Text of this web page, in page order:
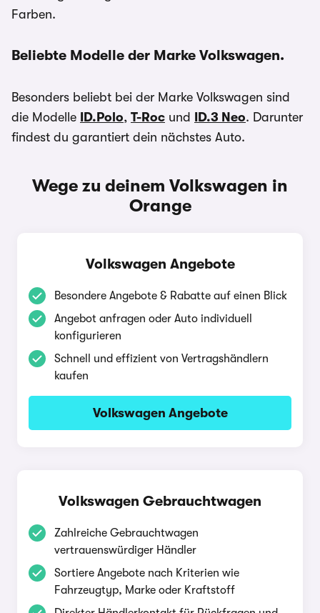
Farben.
Beliebte Modelle der Marke Volkswagen.
Besonders beliebt bei der Marke Volkswagen sind
die Modelle
ID.Polo, T-Roc und ID.3 Neo. Darunter
findest du garantiert dein nächstes Auto.
Wege zu deinem Volkswagen in
Orange
Volkswagen Angebote
Besondere Angebote & Rabatte auf einen Blick
Angebot anfragen oder Auto individuell
konfigurieren
Schnell und effizient von Vertragshändlern
kaufen
Volkswagen Angebote
Volkswagen Gebrauchtwagen
Zahlreiche Gebrauchtwagen
vertrauenswürdiger Händler
Sortiere Angebote nach Kriterien wie
Fahrzeugtyp, Marke oder Kraftstoff